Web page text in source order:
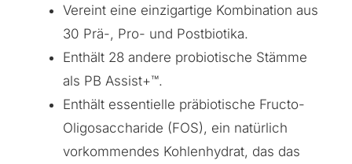
Vereint eine einzigartige Kombination aus
30 Prä-, Pro- und Postbiotika.
Enthält 28 andere probiotische Stämme
als PB Assist+™.
Enthält essentielle präbiotische Fructo-
Oligosaccharide (FOS), ein natürlich
vorkommendes Kohlenhydrat, das das